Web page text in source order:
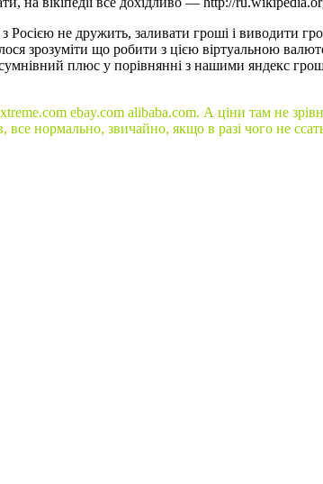
не дружить, заливати гроші і виводити
зрозуміти що робити з цією віртуальною
плюс у порівнянні з нашими яндекс
ebay.com alibaba.com. А ціни там не
все нормально, звичайно, якщо в разі чого не